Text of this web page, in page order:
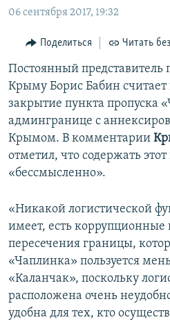
ТЕЛЕПРОЕКТ КРЫМ.РЕАЛИИ
СОВЕТЫ ПРАВОЗАЩИТНИКОВ
ПОБЕДИТЕЛЕЙ НЕ СУДЯТ?
ELIFBE
КАК ОБОЙТИ БЛОКИРОВКУ
Qırımtatar
ПРИСОЕДИНЯЙТЕСЬ!
Все сайты RFE/RL
06 сентября 2017, 19:32
Поделиться Читать
Постоянный представитель
Крыму Борис Бабин
закрытие пункта пропуска
админгранице с
Крымом. В комментарии
отметил, что содержать
«бессмысленно».
«Никакой логистической
имеет, есть коррупционные
пересечения границы,
«Чаплинка» пользуется
«Каланчак», поскольку
расположена очень
удобна для тех, кто